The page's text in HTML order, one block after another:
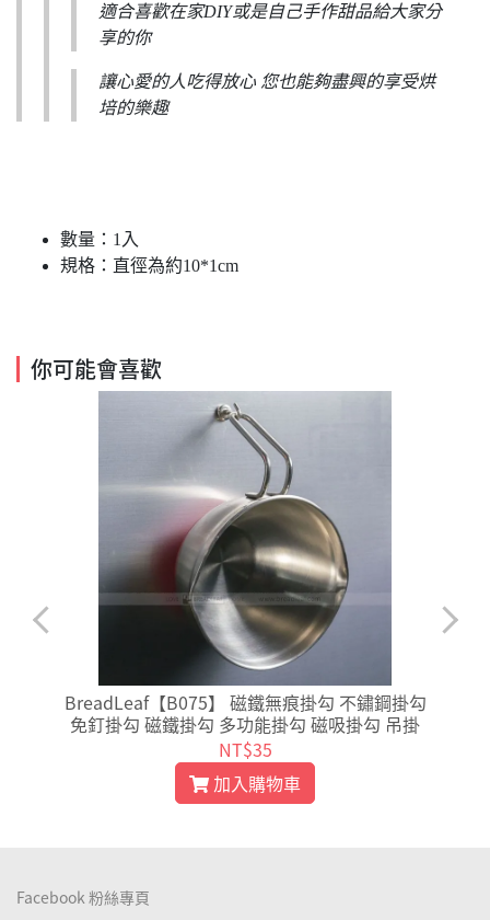
適合喜歡在家DIY或是自己手作甜品給大家分
享的你
讓心愛的人吃得放心 您也能夠盡興的享受烘
培的樂趣
數量：1入
規格：直徑為約10*1cm
你可能會喜歡
BreadLeaf【B075】 磁鐵無痕掛勾 不鏽鋼掛勾
免釘掛勾 磁鐵掛勾 多功能掛勾 磁吸掛勾 吊掛
NT$35
加入購物車
Facebook 粉絲專頁